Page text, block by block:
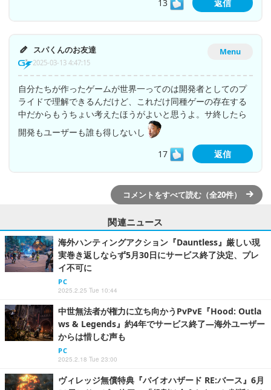
13 返信
Menu
スパくんのお友達
2025-03-13 4:47:15
自分たちが作ったゲームが世界一ってのは開発者としてのプ
ライドで理解できるんだけど、これだけ同種ゲーの存在する
中だからもうちょい考えたほうがよいと思うよ。サ終したら
開発もユーザーも誰も得しないし
17
返信
コメントをすべて読む（全20件）
関連ニュース
海外ハンティングアクション『Dauntless』厳しい現
実巻き返しならず5月30日にサービス終了決定、プレ
イ不可に
PC
2025.2.25 Tue 10:44
中世無法者が権力に立ち向かうPvPvE『Hood: Outla
ws & Legends』約4年でサービス終了―海外ユーザー
からは惜しむ声も
PC
2025.2.18 Tue 23:00
ヴィレッジ無償特典『バイオハザード RE:バース』6月